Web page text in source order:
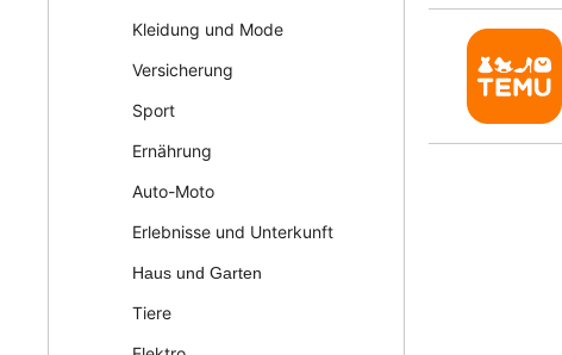
Kleidung und Mode
Versicherung
Sport
Ernährung
Auto-Moto
Erlebnisse und Unterkunft
Haus und Garten
Tiere